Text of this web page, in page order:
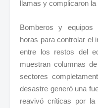
llamas y complicaron
Bomberos y equipos
horas para controlar el
entre los restos del
muestran columnas
sectores
desastre generó una
reavivó críticas por